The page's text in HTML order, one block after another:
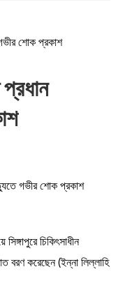
শোক প্রকাশ
গভীর শোক প্রকাশ
চিকিৎসাধীন
বরণ করেছেন (ইন্না লিল্লাহি